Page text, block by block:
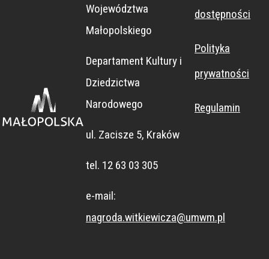
Województwa
Małopolskiego
Departament Kultury i
Dziedzictwa
Narodowego
ul. Zacisze 5, Kraków
tel. 12 63 03 305
e-mail:
nagroda.witkiewicza@umwm.pl
dostępności
Polityka
prywatności
Regulamin